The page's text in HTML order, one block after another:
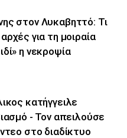
στον Λυκαβηττό: Τι
για τη μοιραία
η νεκροψία
κατήγγειλε
- Τον απειλούσε
στο διαδίκτυο